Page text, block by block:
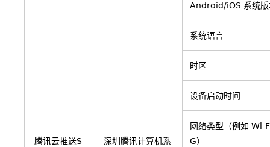
腾讯云推送S
深圳腾讯计算机系
Android/iOS 系统版
系统语言
时区
设备启动时间
网络类型（例如 Wi-
G）